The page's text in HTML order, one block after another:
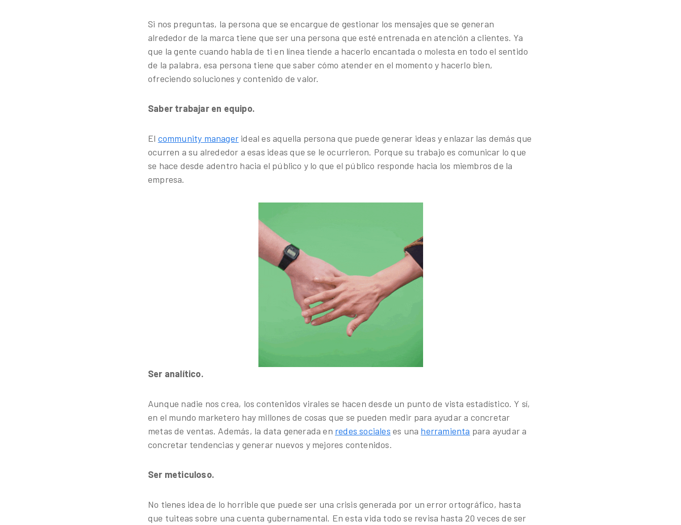
Si nos preguntas, la persona que se encargue de gestionar los mensajes que se generan
alrededor de la marca tiene que ser una persona que esté entrenada en atención a clientes. Ya
que la gente cuando habla de ti en línea tiende a hacerlo encantada o molesta en todo el sentido
de la palabra, esa persona tiene que saber cómo atender en el momento y hacerlo bien,
ofreciendo soluciones y contenido de valor.
Saber trabajar en equipo.
El community manager ideal es aquella persona que puede generar ideas y enlazar las demás que
ocurren a su alrededor a esas ideas que se le ocurrieron. Porque su trabajo es comunicar lo que
se hace desde adentro hacia el público y lo que el público responde hacia los miembros de la
empresa.
Ser analítico.
Aunque nadie nos crea, los contenidos virales se hacen desde un punto de vista estadístico. Y sí,
en el mundo marketero hay millones de cosas que se pueden medir para ayudar a concretar
metas de ventas. Además, la data generada en redes sociales es una herramienta para ayudar a
concretar tendencias y generar nuevos y mejores contenidos.
Ser meticuloso.
No tienes idea de lo horrible que puede ser una crisis generada por un error ortográfico, hasta
que tuiteas sobre una cuenta gubernamental. En esta vida todo se revisa hasta 20 veces de ser